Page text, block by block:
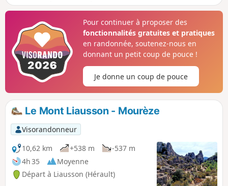
Pour continuer à proposer des
fonctionnalités gratuites et pratiques
en randonnée, soutenez-nous en
donnant un petit coup de pouce !
Je donne un coup de pouce
Le Mont Liausson - Mourèze
Visorandonneur
10,62 km
+538 m
-537 m
4h 35
Moyenne
Départ à Liausson (Hérault)